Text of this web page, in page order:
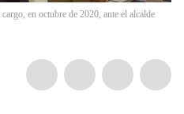
en octubre de 2020, ante el alcalde